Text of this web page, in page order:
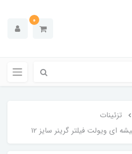
0
تزئینات
ویولت فیلتر گرینر سایز 12